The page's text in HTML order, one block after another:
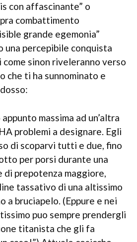
con affascinante” o
combattimento
grande egemonia”
una percepibile conquista
come sinon riveleranno verso
che ti ha sunnominato e
massima ad un’altra
problemi a designare. Egli
di scoparvi tutti e due, fino
per porsi durante una
di prepotenza maggiore,
tassativo di una altissimo
a bruciapelo. (Eppure e nei
puo sempre prendergli
titanista che gli fa